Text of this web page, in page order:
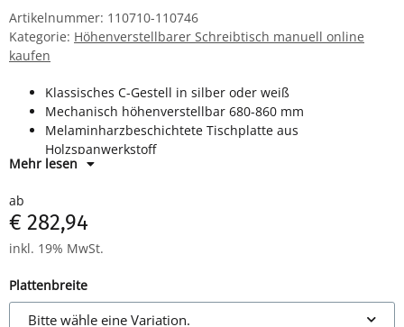
Artikelnummer: 110710-110746
Kategorie: Höhenverstellbarer Schreibtisch manuell online
kaufen
Klassisches C-Gestell in silber oder weiß
Mechanisch höhenverstellbar 680-860 mm
Melaminharzbeschichtete Tischplatte aus
Holzspanwerkstoff
Horizontale Kabelwanne
Mehr lesen
ab
€ 282,94
inkl. 19% MwSt.
Plattenbreite
Bitte wähle eine Variation.